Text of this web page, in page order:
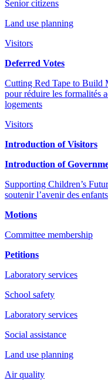
Senior citizens
Land use planning
Visitors
Deferred Votes
Cutting Red Tape to Build
pour réduire les formalités
logements
Visitors
Introduction of Visitors
Introduction of
Supporting Children’s
soutenir l’avenir des enfants
Motions
Committee membership
Petitions
Laboratory services
School safety
Laboratory services
Social assistance
Land use planning
Air quality